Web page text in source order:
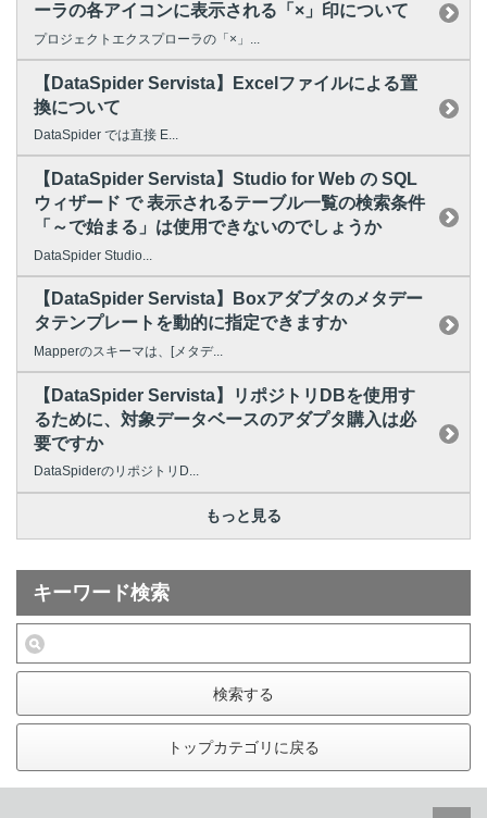
ーラの各アイコンに表示される「×」印について
プロジェクトエクスプローラの「×」...
【DataSpider Servista】Excelファイルによる置
換について
DataSpider では直接 E...
【DataSpider Servista】Studio for Web の SQL
ウィザード で 表示されるテーブル一覧の検索条件
「～で始まる」は使用できないのでしょうか
DataSpider Studio...
【DataSpider Servista】Boxアダプタのメタデー
タテンプレートを動的に指定できますか
Mapperのスキーマは、[メタデ...
【DataSpider Servista】リポジトリDBを使用す
るために、対象データベースのアダプタ購入は必
要ですか
DataSpiderのリポジトリD...
もっと見る
キーワード検索
検索する
トップカテゴリに戻る